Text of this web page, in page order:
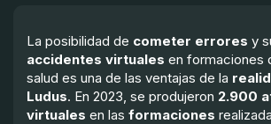
La posibilidad de cometer errores y
accidentes virtuales en formaciones
salud es una de las ventajas de la
Ludus. En 2023, se produjeron 2.900
virtuales en las formaciones